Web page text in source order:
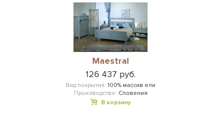
Maestral
126 437 руб.
Вид покрытия: 100% массив ели
Производство: Словения
В корзину